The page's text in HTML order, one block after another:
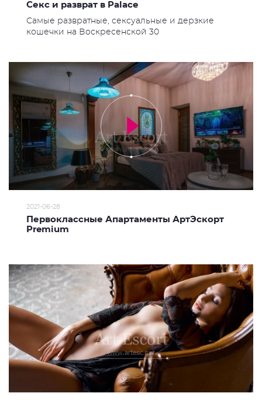
Секс и разврат в Palace
Самые развратные, сексуальные и дерзкие
кошечки на Воскресенской 30
2021-06-28
Первоклассные Апартаменты АртЭскорт
Premium